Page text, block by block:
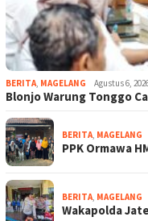
BERITA, MAGELANG Agustus 6,
Blonjo Warung Tonggo
BERITA, MAGELANG
PPK Ormawa
BERITA, MAGELANG
Wakapolda